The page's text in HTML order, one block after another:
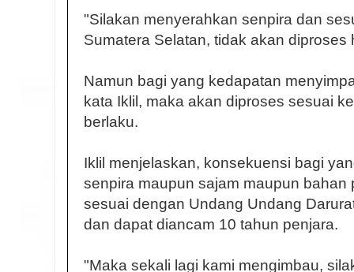
"Silakan menyerahkan senpira dan
Sumatera Selatan, tidak akan diproses
Namun bagi yang kedapatan
kata Iklil, maka akan diproses sesuai
berlaku.
Iklil menjelaskan, konsekuensi bagi
senpira maupun sajam maupun bahan
sesuai dengan Undang Undang
dan dapat diancam 10 tahun penjara.
"Maka sekali lagi kami mengimbau,